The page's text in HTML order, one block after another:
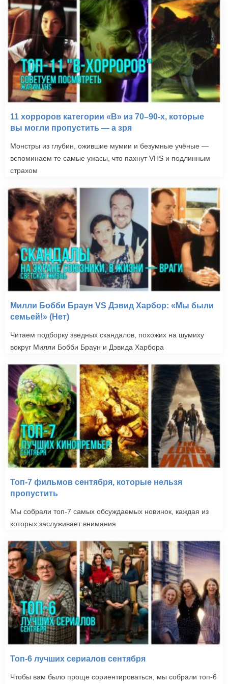
Области тьмы (2011)
11 хорроров категории «B» из 70–90-х, которые
вы могли пропустить — а зря
Монстры из глубин, ожившие мумии и безумные учёные —
вспоминаем те самые ужасы, что пахнут VHS и подлинным
страхом
Милли Бобби Браун VS Дэвид Харбор: «Мы были
семьей!» (Нет)
Читаем подборку зведных скандалов, похожих на шумиху
вокруг Милли Бобби Браун и Дэвида Харбора
Топ-7 фильмов сентября, которые нельзя
пропустить
Мы собрали топ-7 самых обсуждаемых новинок, каждая из
которых заслуживает внимания
Топ-6 лучших сериалов сентября
Чтобы вам было проще сориентироваться, мы собрали топ-6